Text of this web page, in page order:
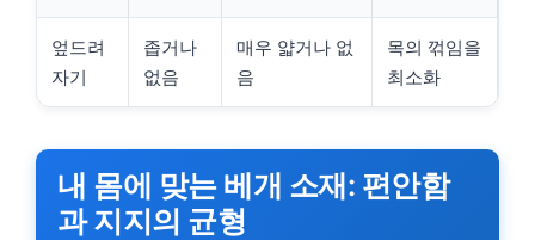
엎드려
자기
좁거나
없음
매우 얇거나 없
음
목의 꺾임을
최소화
내 몸에 맞는 베개 소재: 편안함
과 지지의 균형